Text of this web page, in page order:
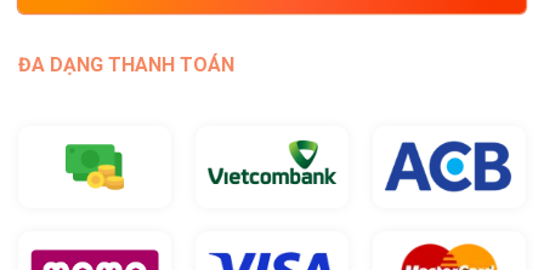
ĐA DẠNG THANH TOÁN